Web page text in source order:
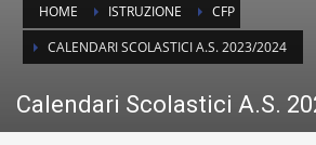
HOME ISTRUZIONE
CFP
CALENDARI SCOLASTICI A.S. 2023/2024
Calendari Scolastici A.S.